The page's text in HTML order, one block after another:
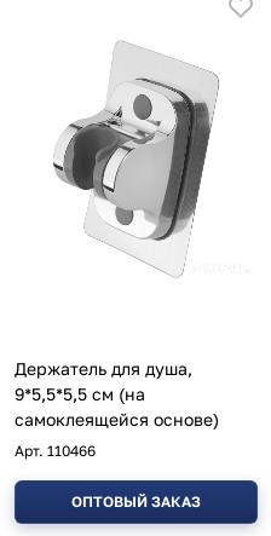
Держатель для душа,
9*5,5*5,5 см (на
самоклеящейся основе)
Арт. 110466
ОПТОВЫЙ ЗАКАЗ